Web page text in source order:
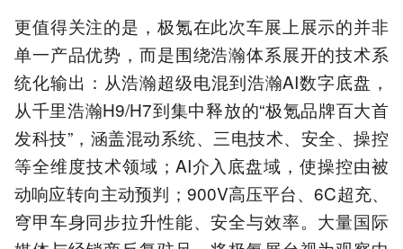
更值得关注的是，极氪在此次车展上展示的并非
单一产品优势，而是围绕浩瀚体系展开的技术系
统化输出：从浩瀚超级电混到浩瀚AI数字底盘，
从千里浩瀚H9/H7到集中释放的“极氪品牌百大首
发科技”，涵盖混动系统、三电技术、安全、操控
等全维度技术领域；AI介入底盘域，使操控由被
动响应转向主动预判；900V高压平台、6C超充、
穹甲车身同步拉升性能、安全与效率。大量国际